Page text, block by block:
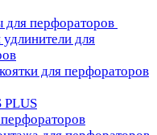
для перфораторов
для
для перфораторов
PLUS